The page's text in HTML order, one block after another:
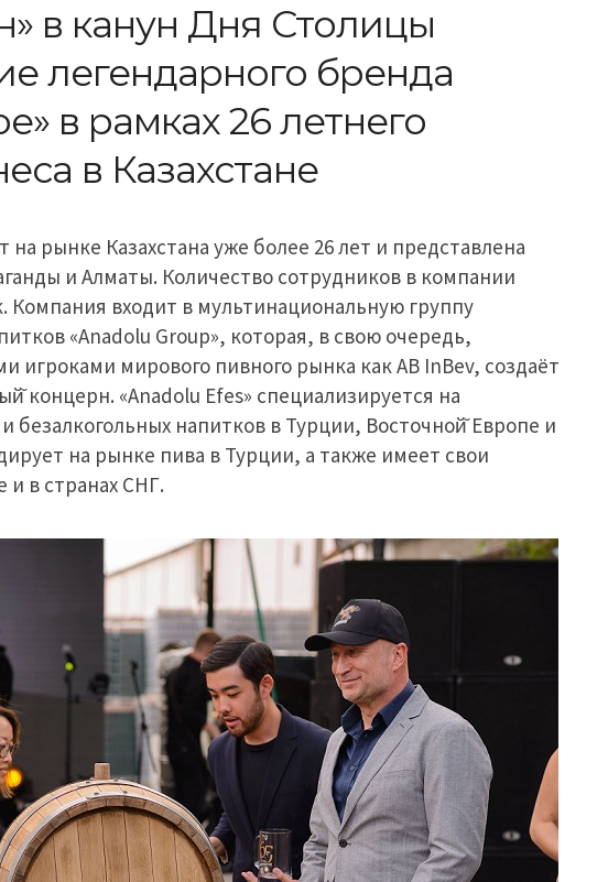
в канун Дня Столицы
легендарного бренда
в рамках 26 летнего
в Казахстане
на рынке Казахстана уже более 26 лет и представлена
и Алматы. Количество сотрудников в компании
Компания входит в мультинациональную группу
«Anadolu Group», которая, в свою очередь,
мирового пивного рынка как AB InBev, создаёт
«Anadolu Efes» специализируется на
безалкогольных напитков в Турции, Восточной̆ Европе и
на рынке пива в Турции, а также имеет свои
и в странах СНГ.